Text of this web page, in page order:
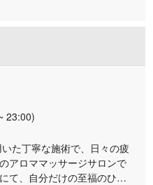
丁寧なカウンセリングで親
施術を実施。お仕事帰り
利用いただきやすい環境
23:00)
た丁寧な施術で、日々の疲
アロママッサージサロンで
て、自分だけの至福のひと